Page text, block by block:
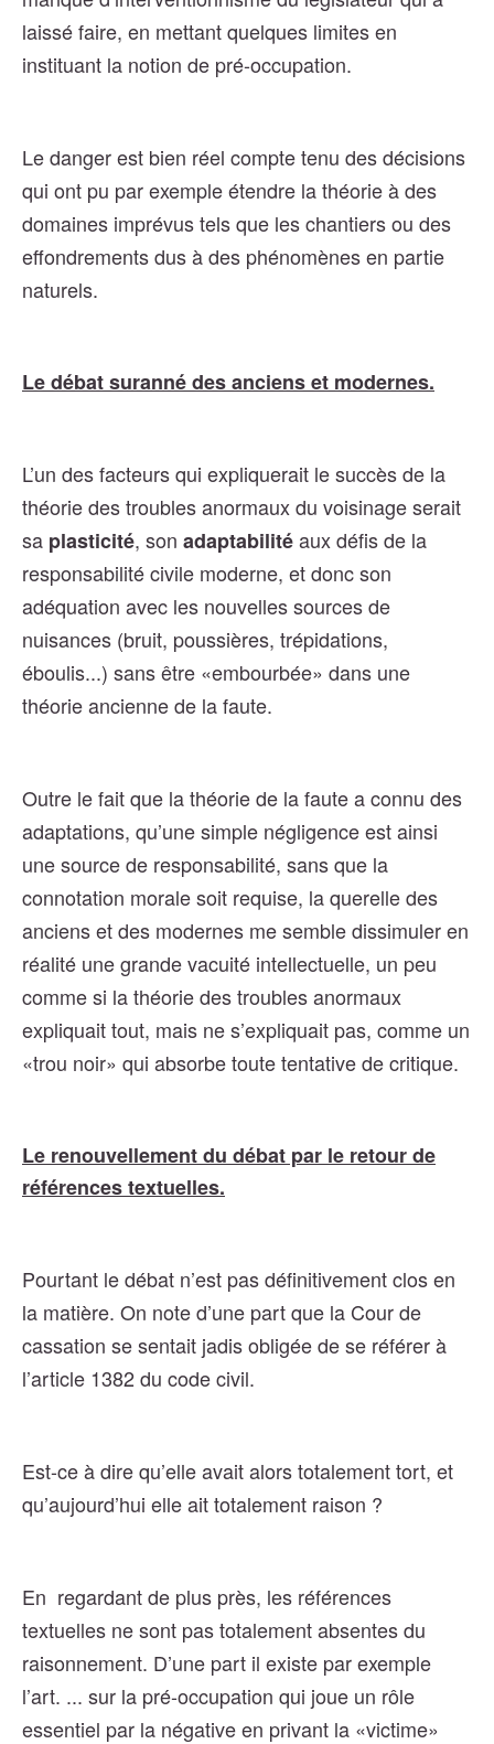
laissé faire, en mettant quelques limites en
instituant la notion de pré-occupation.
Le danger est bien réel compte tenu des décisions
qui ont pu par exemple étendre la théorie à des
domaines imprévus tels que les chantiers ou des
effondrements dus à des phénomènes en partie
naturels.
Le débat suranné des anciens et modernes.
L’un des facteurs qui expliquerait le succès de la
théorie des troubles anormaux du voisinage serait
sa plasticité, son adaptabilitéaux défis de la
responsabilité civile moderne, et donc son
adéquation avec les nouvelles sources de
nuisances (bruit, poussières, trépidations,
éboulis...) sans être «embourbée» dans une
théorie ancienne de la faute.
Outre le fait que la théorie de la faute a connu des
adaptations, qu’une simple négligence est ainsi
une source de responsabilité, sans que la
connotation morale soit requise, la querelle des
anciens et des modernes me semble dissimuler en
réalité une grande vacuité intellectuelle, un peu
comme si la théorie des troubles anormaux
expliquait tout, mais ne s’expliquait pas, comme un
«trou noir» qui absorbe toute tentative de critique.
Le renouvellement du débat par le retour de
références textuelles.
Pourtant le débat n’est pas définitivement clos en
la matière. On note d’une part que la Cour de
cassation se sentait jadis obligée de se référer à
l’article 1382 du code civil.
Est-ce à dire qu’elle avait alors totalement tort, et
qu’aujourd’hui elle ait totalement raison ?
En regardant de plus près, les références
textuelles ne sont pas totalement absentes du
raisonnement. D’une part il existe par exemple
l’art. ... sur la pré-occupation qui joue un rôle
essentiel par la négative en privant la «victime»